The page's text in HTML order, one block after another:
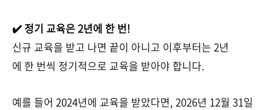
✔️ 정기 교육은 2년에 한 번!
신규 교육을 받고 나면 끝이 아니고 이후부터는 2년
에 한 번씩 정기적으로 교육을 받아야 합니다.
예를 들어 2024년에 교육을 받았다면, 2026년 12월 31일